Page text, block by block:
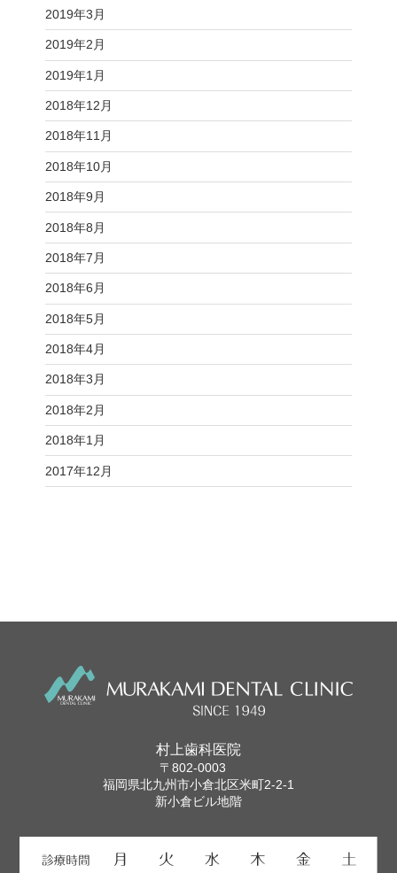
2019年3月
2019年2月
2019年1月
2018年12月
2018年11月
2018年10月
2018年9月
2018年8月
2018年7月
2018年6月
2018年5月
2018年4月
2018年3月
2018年2月
2018年1月
2017年12月
村上歯科医院
〒802-0003
福岡県北九州市小倉北区米町2-2-1
新小倉ビル地階